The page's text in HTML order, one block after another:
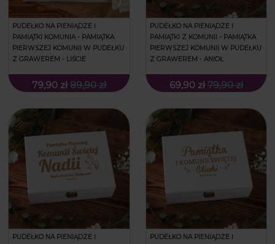
PUDEŁKO NA PIENIĄDZE I
PAMIĄTKI KOMUNIA - PAMIĄTKA
PIERWSZEJ KOMUNII W PUDEŁKU
Z GRAWEREM - LIŚCIE
79,90 zł 89,90 zł
PUDEŁKO NA PIENIĄDZE I
PAMIĄTKI Z KOMUNII - PAMIĄTKA
PIERWSZEJ KOMUNII W PUDEŁKU
Z GRAWEREM - ANIOŁ
69,90 zł 79,90 zł
PUDEŁKO NA PIENIĄDZE I
PUDEŁKO NA PIENIĄDZE I